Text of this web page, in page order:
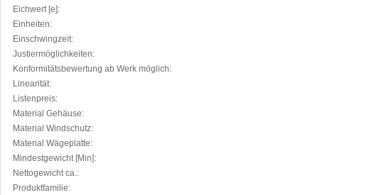
Eichwert [e]:
Einheiten:
Einschwingzeit:
Justiermöglichkeiten:
Konformitätsbewertung ab Werk möglich:
Linearität:
Listenpreis:
Material Gehäuse:
Material Windschutz:
Material Wägeplatte:
Mindestgewicht [Min]:
Nettogewicht ca.:
Produktfamilie: